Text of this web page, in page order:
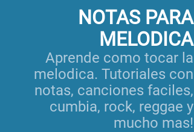
NOTAS PARA
MELODICA
Aprende como tocar la
melodica. Tutoriales con
notas, canciones faciles,
cumbia, rock, reggae y
mucho mas!